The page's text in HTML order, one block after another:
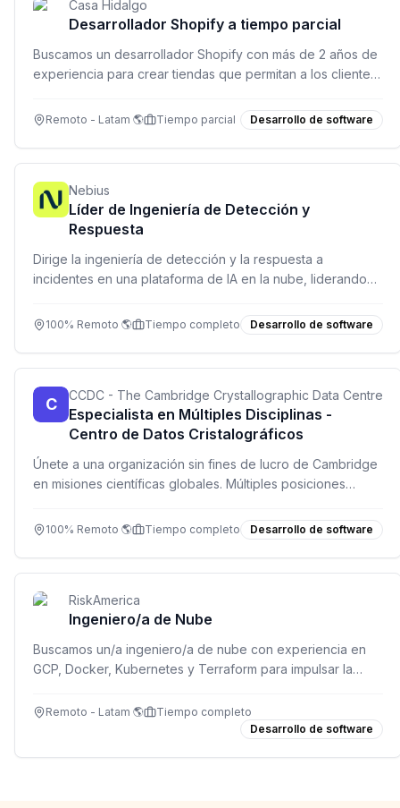
Casa Hidalgo
Desarrollador Shopify a tiempo parcial
Buscamos un desarrollador Shopify con más de 2 años de
experiencia para crear tiendas que permitan a los clientes
Remoto - Latam 🌎 Tiempo parcial Desarrollo de software
Nebius
Líder de Ingeniería de Detección y
Respuesta
Dirige la ingeniería de detección y la respuesta a
incidentes en una plataforma de IA en la nube, liderando
100% Remoto 🌎 Tiempo completo Desarrollo de software
C CCDC - The Cambridge Crystallographic Data Centre
Especialista en Múltiples Disciplinas -
Centro de Datos Cristalográficos
Únete a una organización sin fines de lucro de Cambridge
en misiones científicas globales. Múltiples posiciones
100% remoto.
100% Remoto 🌎 Tiempo completo Desarrollo de software
RiskAmerica
Ingeniero/a de Nube
Buscamos un/a ingeniero/a de nube con experiencia en
GCP, Docker, Kubernetes y Terraform para impulsar la
Remoto - Latam 🌎
Tiempo completo
Desarrollo de software